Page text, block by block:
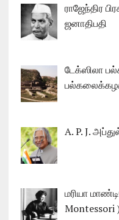
ராஜேந்திர
ஜனாதிபதி
டேக்ஸிலா
A. P. J.
மரியா
Montessori